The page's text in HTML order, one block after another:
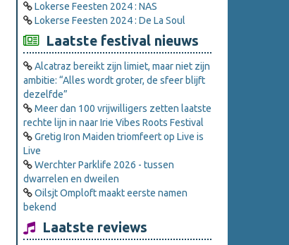
Lokerse Feesten 2024 : NAS
Lokerse Feesten 2024 : De La Soul
Laatste festival nieuws
Alcatraz bereikt zijn limiet, maar niet zijn
ambitie: “Alles wordt groter, de sfeer blijft
dezelfde”
Meer dan 100 vrijwilligers zetten laatste
rechte lijn in naar Irie Vibes Roots Festival
Gretig Iron Maiden triomfeert op Live is
Live
Werchter Parklife 2026 - tussen
dwarrelen en dweilen
Oilsjt Omploft maakt eerste namen
bekend
Laatste reviews